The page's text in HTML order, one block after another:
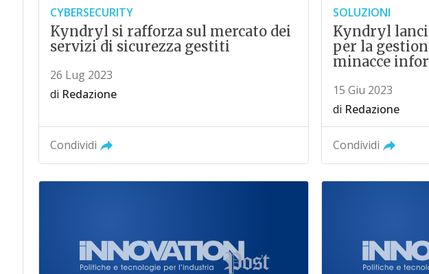
CYBERSECURITY
Kyndryl si rafforza sul mercato dei
servizi di sicurezza gestiti
26 Lug 2023
di Redazione
Condividi
SOLUZIONI
Kyndryl
per la
minacce
15 Giu 2023
di Redazione
Condividi